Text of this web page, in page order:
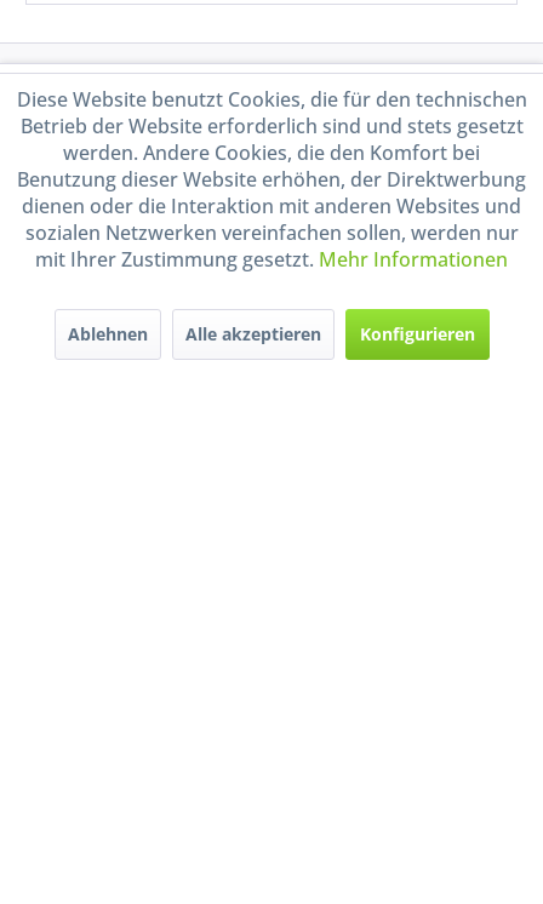
Service Hotline
Shop Service
Informationen
Handel mit BIO-Weinen
durch DE-ÖKO-009
Diese Website benutzt Cookies, die für den technischen
Betrieb der Website erforderlich sind und stets gesetzt
werden. Andere Cookies, die den Komfort bei
Benutzung dieser Website erhöhen, der Direktwerbung
dienen oder die Interaktion mit anderen Websites und
sozialen Netzwerken vereinfachen sollen, werden nur
mit Ihrer Zustimmung gesetzt. Mehr Informationen
Ablehnen Alle akzeptieren Konfigurieren